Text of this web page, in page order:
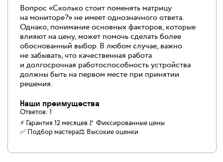
Вопрос «Сколько стоит поменять матрицу
на мониторе?» не имеет однозначного ответа.
Однако, понимание основных факторов, которые
влияют на цену, может помочь сделать более
обоснованный выбор. В любом случае, важно
не забывать, что качественная работа
и долгосрочная работоспособность устройства
должны быть на первом месте при принятии
решения.
Наши преимущества
Ответов: 1
⚡ Гарантия 12 месяцев🚩 Фиксированные цены
✅️ Подбор мастера⚖️ Высокие оценки